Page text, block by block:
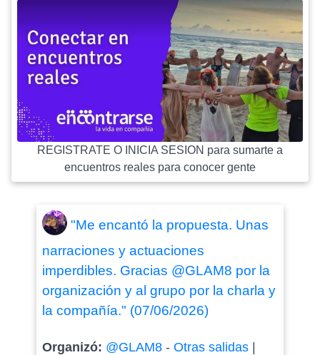
REGISTRATE O INICIA SESION para sumarte a
encuentros reales para conocer gente
"Me encantó la propuesta. Unas
narraciones y actuaciones
imperdibles. Gracias @GLAM8 por la
organización y al grupo por la charla y
la compañía." (07/06/2026)
Organizó: @GLAM8- Otras salidas|